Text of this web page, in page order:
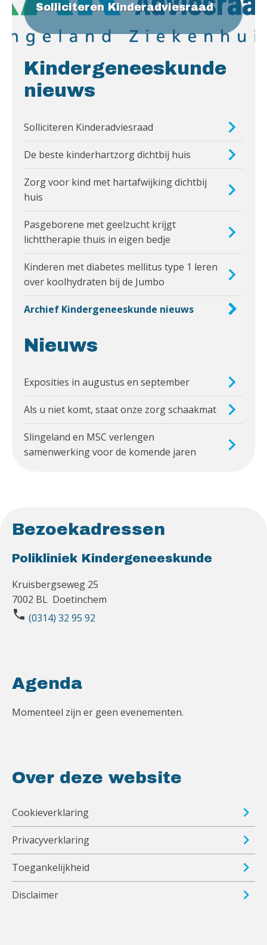
Solliciteren Kinderadviesraad
Kindergeneeskunde
nieuws
Solliciteren Kinderadviesraad
De beste kinderhartzorg dichtbij huis
Zorg voor kind met hartafwijking dichtbij
huis
Pasgeborene met geelzucht krijgt
lichttherapie thuis in eigen bedje
Kinderen met diabetes mellitus type 1 leren
over koolhydraten bij de Jumbo
Archief Kindergeneeskunde nieuws
Nieuws
Exposities in augustus en september
Als u niet komt, staat onze zorg schaakmat
Slingeland en MSC verlengen
samenwerking voor de komende jaren
Bezoekadressen
Polikliniek Kindergeneeskunde
Kruisbergseweg 25
7002 BL Doetinchem
phone (0314) 32 95 92
Agenda
Momenteel zijn er geen evenementen.
Over deze website
Cookieverklaring
Privacyverklaring
Toegankelijkheid
Disclaimer